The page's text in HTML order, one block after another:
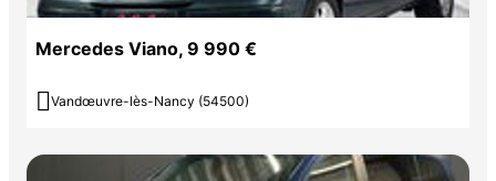
Mercedes Viano, 9 990 €
 Vandœuvre-lès-Nancy (54500)